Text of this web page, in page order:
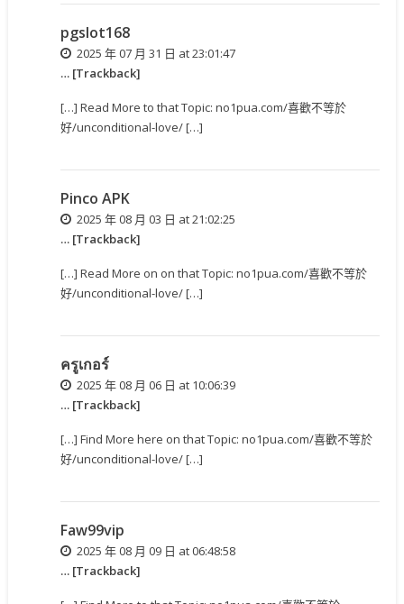
pgslot168
2025 年 07 月 31 日 at 23:01:47
… [Trackback]
[…] Read More to that Topic: no1pua.com/喜歡不等於
好/unconditional-love/ […]
Pinco APK
2025 年 08 月 03 日 at 21:02:25
… [Trackback]
[…] Read More on on that Topic: no1pua.com/喜歡不等於
好/unconditional-love/ […]
ครูเกอร์
2025 年 08 月 06 日 at 10:06:39
… [Trackback]
[…] Find More here on that Topic: no1pua.com/喜歡不等於
好/unconditional-love/ […]
Faw99vip
2025 年 08 月 09 日 at 06:48:58
… [Trackback]